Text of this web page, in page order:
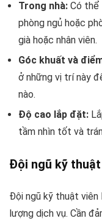
Trong nhà: Có thể
phòng ngủ hoặc
già hoặc nhân viên.
Góc khuất và
ở những vị trí này
nào.
Độ cao lắp đặt:
tầm nhìn tốt và
Đội ngũ kỹ
Đội ngũ kỹ thuật
lượng dịch vụ. Cần